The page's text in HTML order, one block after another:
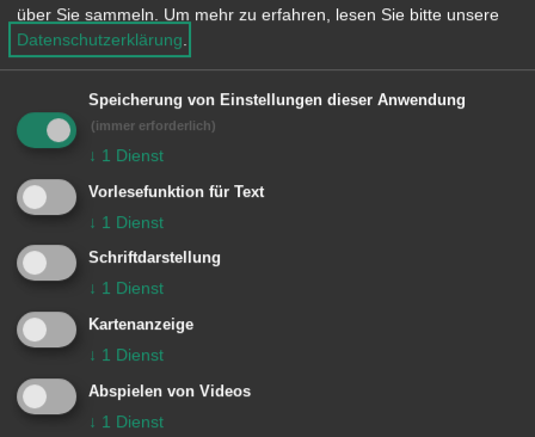
Besondere Vorkommnisse:
Einheiten Feuerwehr Aalen:
2 Dewangen
über Sie sammeln.
Um mehr zu erfahren, lesen Sie bitte unsere
Datenschutzerklärung
Speicherung von Einstellungen dieser Anwendung
(immer erforderlich)
↓ 1 Dienst
Vorlesefunktion für Text
↓ 1 Dienst
Schriftdarstellung
↓ 1 Dienst
Kartenanzeige
↓ 1 Dienst
Abspielen von Videos
↓ 1 Dienst